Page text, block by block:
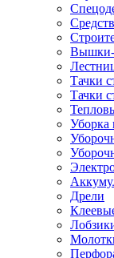
Тачки
Тачки
Уборка
Дрели